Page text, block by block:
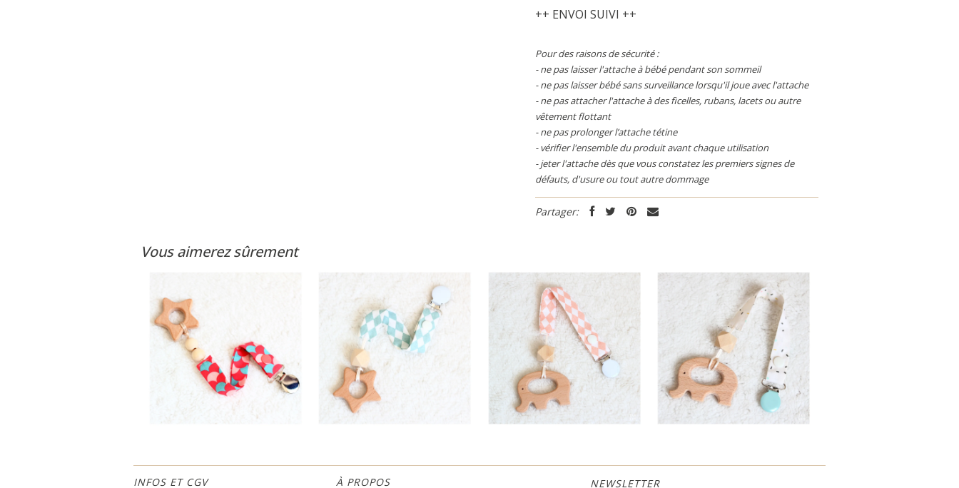
++ ENVOI SUIVI ++
Pour des raisons de sécurité :
- ne pas laisser l'attache à bébé pendant son sommeil
- ne pas laisser bébé sans surveillance lorsqu'il joue avec l'attache
- ne pas attacher l'attache à des ficelles, rubans, lacets ou autre
vêtement flottant
- ne pas prolonger l’attache tétine
- vérifier l'ensemble du produit avant chaque utilisation
- jeter l'attache dès que vous constatez les premiers signes de
défauts, d'usure ou tout autre dommage
Partager:
Vous aimerez sûrement
INFOS ET CGV À PROPOS NEWSLETTER